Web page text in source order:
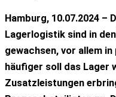
Hamburg, 10.07.2024 –
Lagerlogistik sind in
gewachsen, vor allem
häufiger soll das Lager
Zusatzleistungen